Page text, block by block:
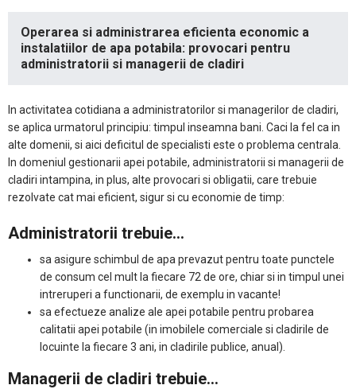
Operarea si administrarea eficienta economic a
instalatiilor de apa potabila: provocari pentru
administratorii si managerii de cladiri
In activitatea cotidiana a administratorilor si managerilor de cladiri,
se aplica urmatorul principiu: timpul inseamna bani. Caci la fel ca in
alte domenii, si aici deficitul de specialisti este o problema centrala.
In domeniul gestionarii apei potabile, administratorii si managerii de
cladiri intampina, in plus, alte provocari si obligatii, care trebuie
rezolvate cat mai eficient, sigur si cu economie de timp:
Administratorii trebuie…
sa asigure schimbul de apa prevazut pentru toate punctele
de consum cel mult la fiecare 72 de ore, chiar si in timpul unei
intreruperi a functionarii, de exemplu in vacante!
sa efectueze analize ale apei potabile pentru probarea
calitatii apei potabile (in imobilele comerciale si cladirile de
locuinte la fiecare 3 ani, in cladirile publice, anual).
Managerii de cladiri trebuie…